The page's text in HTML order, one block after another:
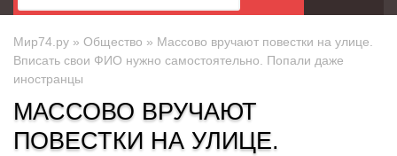
Мир74.ру » Общество » Массово вручают повестки на улице.
Вписать свои ФИО нужно самостоятельно. Попали даже
иностранцы
МАССОВО ВРУЧАЮТ
ПОВЕСТКИ НА УЛИЦЕ.